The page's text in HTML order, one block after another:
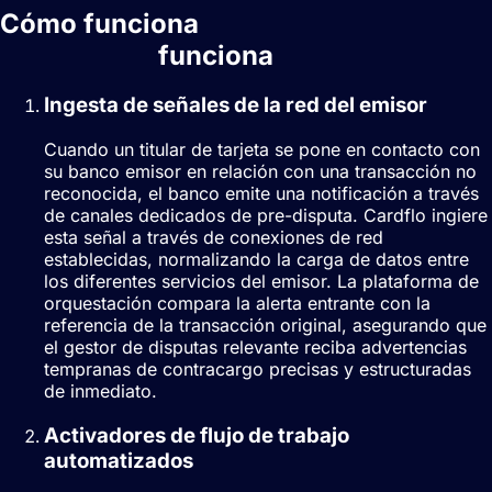
Cómo funciona
funciona
Ingesta de señales de la red del emisor
Cuando un titular de tarjeta se pone en contacto con
su banco emisor en relación con una transacción no
reconocida, el banco emite una notificación a través
de canales dedicados de pre-disputa. Cardflo ingiere
esta señal a través de conexiones de red
establecidas, normalizando la carga de datos entre
los diferentes servicios del emisor. La plataforma de
orquestación compara la alerta entrante con la
referencia de la transacción original, asegurando que
el gestor de disputas relevante reciba advertencias
tempranas de contracargo precisas y estructuradas
de inmediato.
Activadores de flujo de trabajo
automatizados